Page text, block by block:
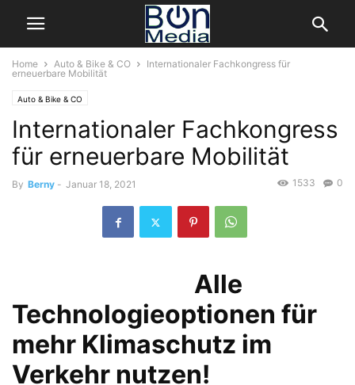
Home Auto & Bike & CO
Internationaler Fachkongress für
erneuerbare Mobilität
Auto & Bike & CO
Internationaler Fachkongress
für erneuerbare Mobilität
By Berny - Januar 18, 2021 0
1533
Alle
Technologieoptionen für
mehr Klimaschutz im
Verkehr nutzen!